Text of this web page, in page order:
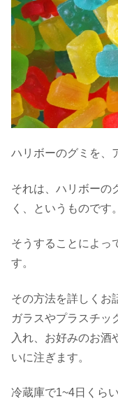
ハリボーのグミを、
それは、ハリボーの
く、というものです。
そうすることによっ
す。
その方法を詳しくお
ガラスやプラスチッ
入れ、お好みのお酒
いに注ぎます。
冷蔵庫で1~4日くら